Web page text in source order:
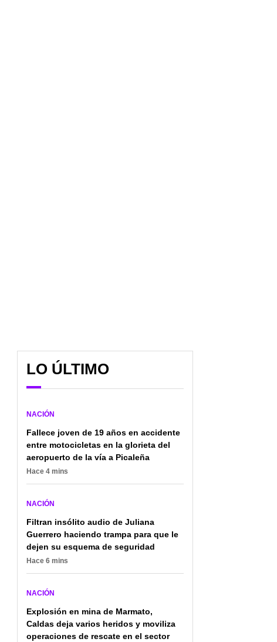
LO ÚLTIMO
NACIÓN
Fallece joven de 19 años en accidente
entre motocicletas en la glorieta del
aeropuerto de la vía a Picaleña
Hace 4 mins
NACIÓN
Filtran insólito audio de Juliana
Guerrero haciendo trampa para que le
dejen su esquema de seguridad
Hace 6 mins
NACIÓN
Explosión en mina de Marmato,
Caldas deja varios heridos y moviliza
operaciones de rescate en el sector